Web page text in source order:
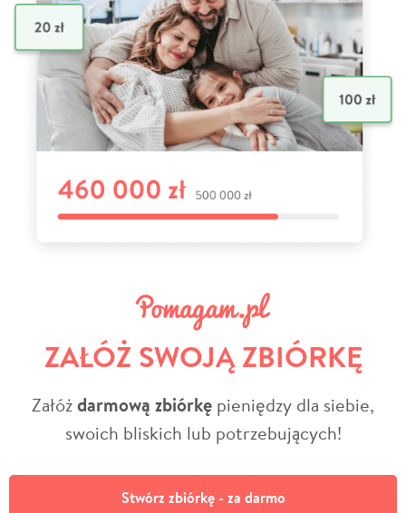
ZAŁÓŻ SWOJĄ ZBIÓRKĘ
Załóżdarmową zbiórkę pieniędzy dla siebie,
swoich bliskich lub potrzebujących!
Stwórz zbiórkę - za darmo